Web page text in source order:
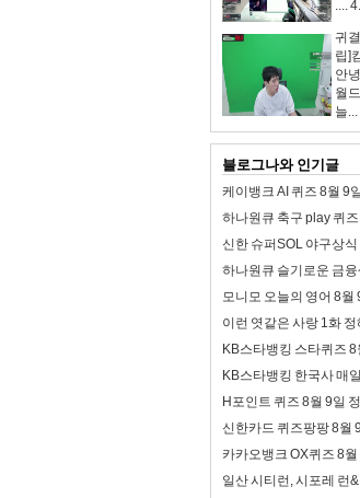
....
귀
립]
안
월
늘...
블로그나와 인기글
케이뱅크 AI 퀴즈 8월 9
하나원큐 축구 play 퀴
신한 슈퍼SOL 야구상
하나원큐 슬기로운 금
모니모 오늘의 영어 8
이런 엿같은 사랑 1화
KB스타뱅킹 스타퀴즈
KB스타뱅킹 한국사 매
H포인트 퀴즈 8월 9일
신한카드 퀴즈팡팡 8월
카카오뱅크 OX퀴즈 8
일산 시티런, 시포레 런